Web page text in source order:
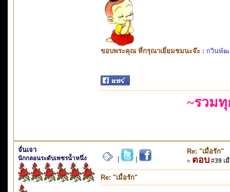
ขอบพระคุณ ที่กรุณาเยี่ยมชมนะจ๊ะ : กวินพั
~รวม
จั่นเจา
นักกลอนระดับเพชรน้ำหนึ่ง
Re: "เมื่อรัก"
« ตอบ #39 เ
Re: "เมื่อรัก"